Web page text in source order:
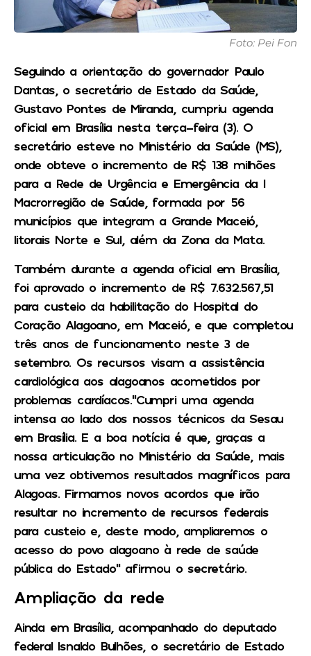
Foto: Pei Fon
Seguindo a orientação do governador Paulo
Dantas, o secretário de Estado da Saúde,
Gustavo Pontes de Miranda, cumpriu agenda
oficial em Brasília nesta terça-feira (3). O
secretário esteve no Ministério da Saúde (MS),
onde obteve o incremento de R$ 138 milhões
para a Rede de Urgência e Emergência da I
Macrorregião de Saúde, formada por 56
municípios que integram a Grande Maceió,
litorais Norte e Sul, além da Zona da Mata.
Também durante a agenda oficial em Brasília,
foi aprovado o incremento de R$ 7.632.567,51
para custeio da habilitação do Hospital do
Coração Alagoano, em Maceió, e que completou
três anos de funcionamento neste 3 de
setembro. Os recursos visam a assistência
cardiológica aos alagoanos acometidos por
problemas cardíacos.”Cumpri uma agenda
intensa ao lado dos nossos técnicos da Sesau
em Brasília. E a boa notícia é que, graças a
nossa articulação no Ministério da Saúde, mais
uma vez obtivemos resultados magníficos para
Alagoas. Firmamos novos acordos que irão
resultar no incremento de recursos federais
para custeio e, deste modo, ampliaremos o
acesso do povo alagoano à rede de saúde
pública do Estado” afirmou o secretário.
Ampliação da rede
Ainda em Brasília, acompanhado do deputado
federal Isnaldo Bulhões, o secretário de Estado